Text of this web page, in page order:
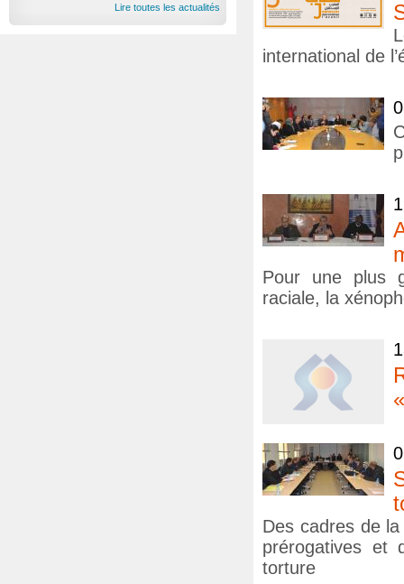
Lire toutes les actualités
international de
Pour une plus
raciale, la
Des cadres de la
prérogatives et
torture